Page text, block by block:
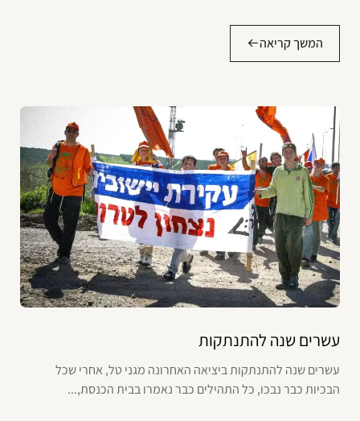
המשך קריאה
עשרים שנה להתנתקות
עשרים שנה להתנתקות ביציאה האחרונה מגני טל, אחרי שכל
הבכיות כבר נבכו, כל התהילים כבר נאמרו בבית הכנסת,...